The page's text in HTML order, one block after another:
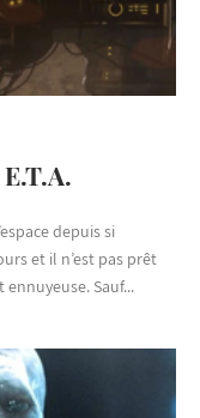
depuis si
et il n’est pas prêt
ennuyeuse. Sauf...